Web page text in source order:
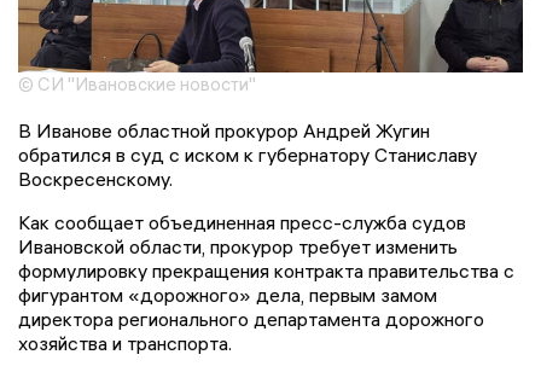
© СИ "Ивановские новости"
В Иванове областной прокурор Андрей Жугин
обратился в суд с иском к губернатору Станиславу
Воскресенскому.
Как сообщает объединенная пресс-служба судов
Ивановской области, прокурор требует изменить
формулировку прекращения контракта правительства с
фигурантом «дорожного» дела, первым замом
директора регионального департамента дорожного
хозяйства и транспорта.